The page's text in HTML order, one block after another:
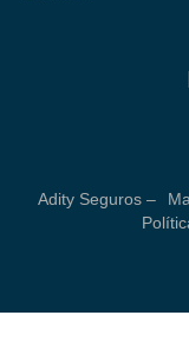
Adity Seguros –